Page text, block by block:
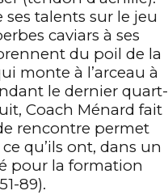
talents sur le jeu
caviars à ses
du poil de la
monte à l’arceau à
le dernier quart-
Coach Ménard fait
rencontre permet
qu’ils ont, dans un
pour la formation
89).